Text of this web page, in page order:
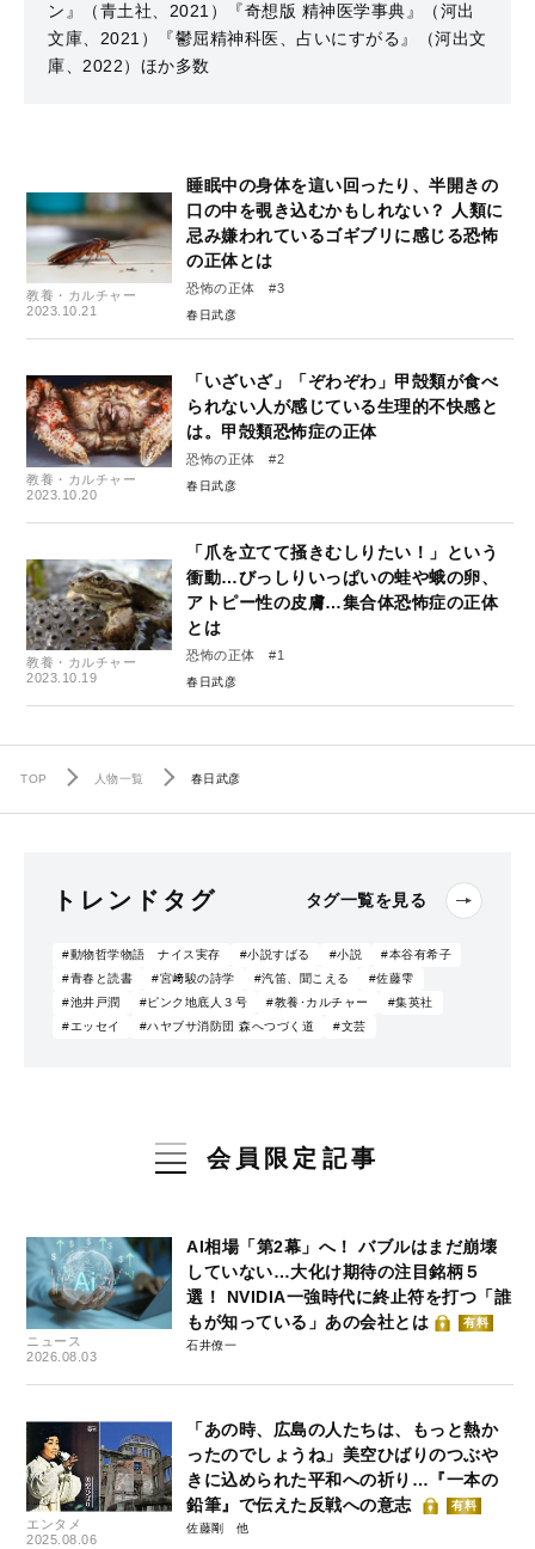
ン』（青土社、2021）『奇想版 精神医学事典』（河出
文庫、2021）『鬱屈精神科医、占いにすがる』（河出文
庫、2022）ほか多数
教養・カルチャー
2023.10.21
睡眠中の身体を這い回ったり、半開きの
口の中を覗き込むかもしれない？ 人類に
忌み嫌われているゴギブリに感じる恐怖
の正体とは
恐怖の正体 #3
春日武彦
教養・カルチャー
2023.10.20
「いざいざ」「ぞわぞわ」甲殻類が食べ
られない人が感じている生理的不快感と
は。甲殻類恐怖症の正体
恐怖の正体 #2
春日武彦
教養・カルチャー
2023.10.19
「爪を立てて掻きむしりたい！」という
衝動…びっしりいっぱいの蛙や蛾の卵、
アトピー性の皮膚…集合体恐怖症の正体
とは
恐怖の正体 #1
春日武彦
TOP 人物一覧 春日武彦
トレンドタグ タグ一覧を見る
#動物哲学物語 ナイス実存 #小説すばる #小説
#本谷有希子
#青春と読書
#宮﨑駿の詩学 #汽笛、聞こえる
#佐藤雫
#池井戸潤
#ピンク地底人３号 #教養･カルチャー
#集英社
#エッセイ
#ハヤブサ消防団 森へつづく道 #文芸
会員限定記事
ニュース
2026.08.03
AI相場「第2幕」へ！ バブルはまだ崩壊
していない…大化け期待の注目銘柄５
選！ NVIDIA一強時代に終止符を打つ「誰
もが知っている」あの会社とは
有料
石井僚一
エンタメ
2025.08.06
「あの時、広島の人たちは、もっと熱か
ったのでしょうね」美空ひばりのつぶや
きに込められた平和への祈り…『一本の
鉛筆』で伝えた反戦への意志
有料
佐藤剛